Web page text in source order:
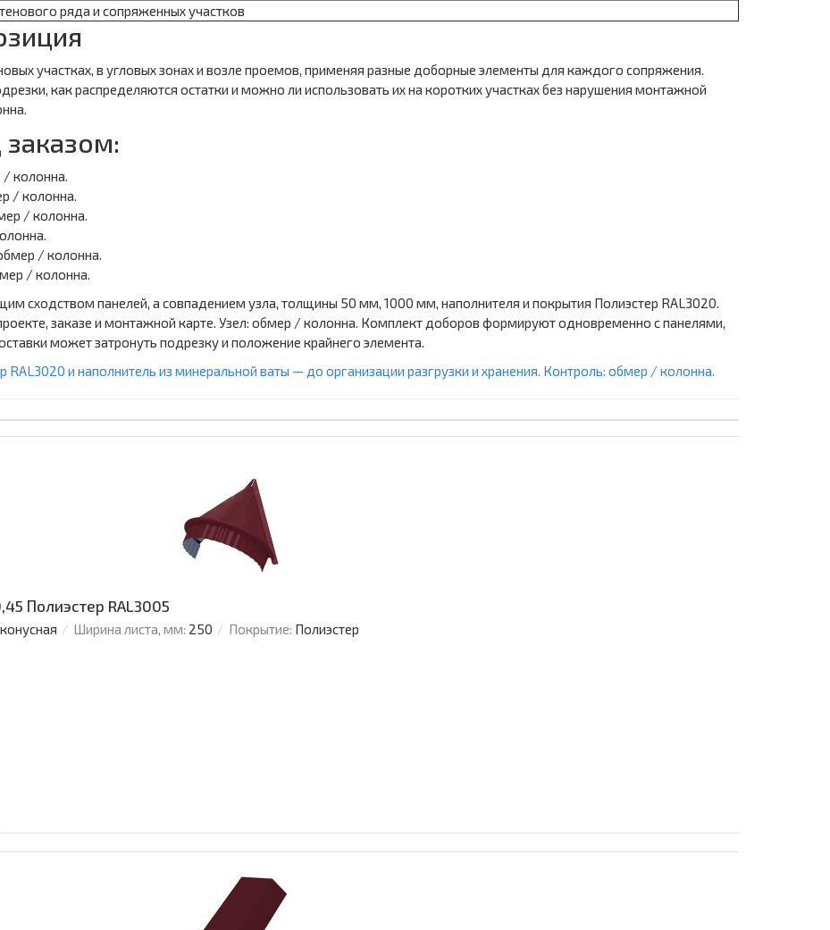
ряда и сопряженных участков
участках, в угловых зонах и возле проемов, применяя разные доборные элементы для каждого сопряжения.
как распределяются остатки и можно ли использовать их на коротких участках без нарушения монтажной
/ колонна.
/ колонна.
/ колонна.
/ колонна.
/ колонна.
сходством панелей, а совпадением узла, толщины 50 мм, 1000 мм, наполнителя и покрытия Полиэстер RAL3020.
заказе и монтажной карте. Узел: обмер / колонна. Комплект доборов формируют одновременно с панелями,
может затронуть подрезку и положение крайнего элемента.
и наполнитель из минеральной ваты — до организации разгрузки и хранения. Контроль: обмер / колонна.
Полиэстер RAL3005
Ширина листа, мм: 250 Покрытие: Полиэстер